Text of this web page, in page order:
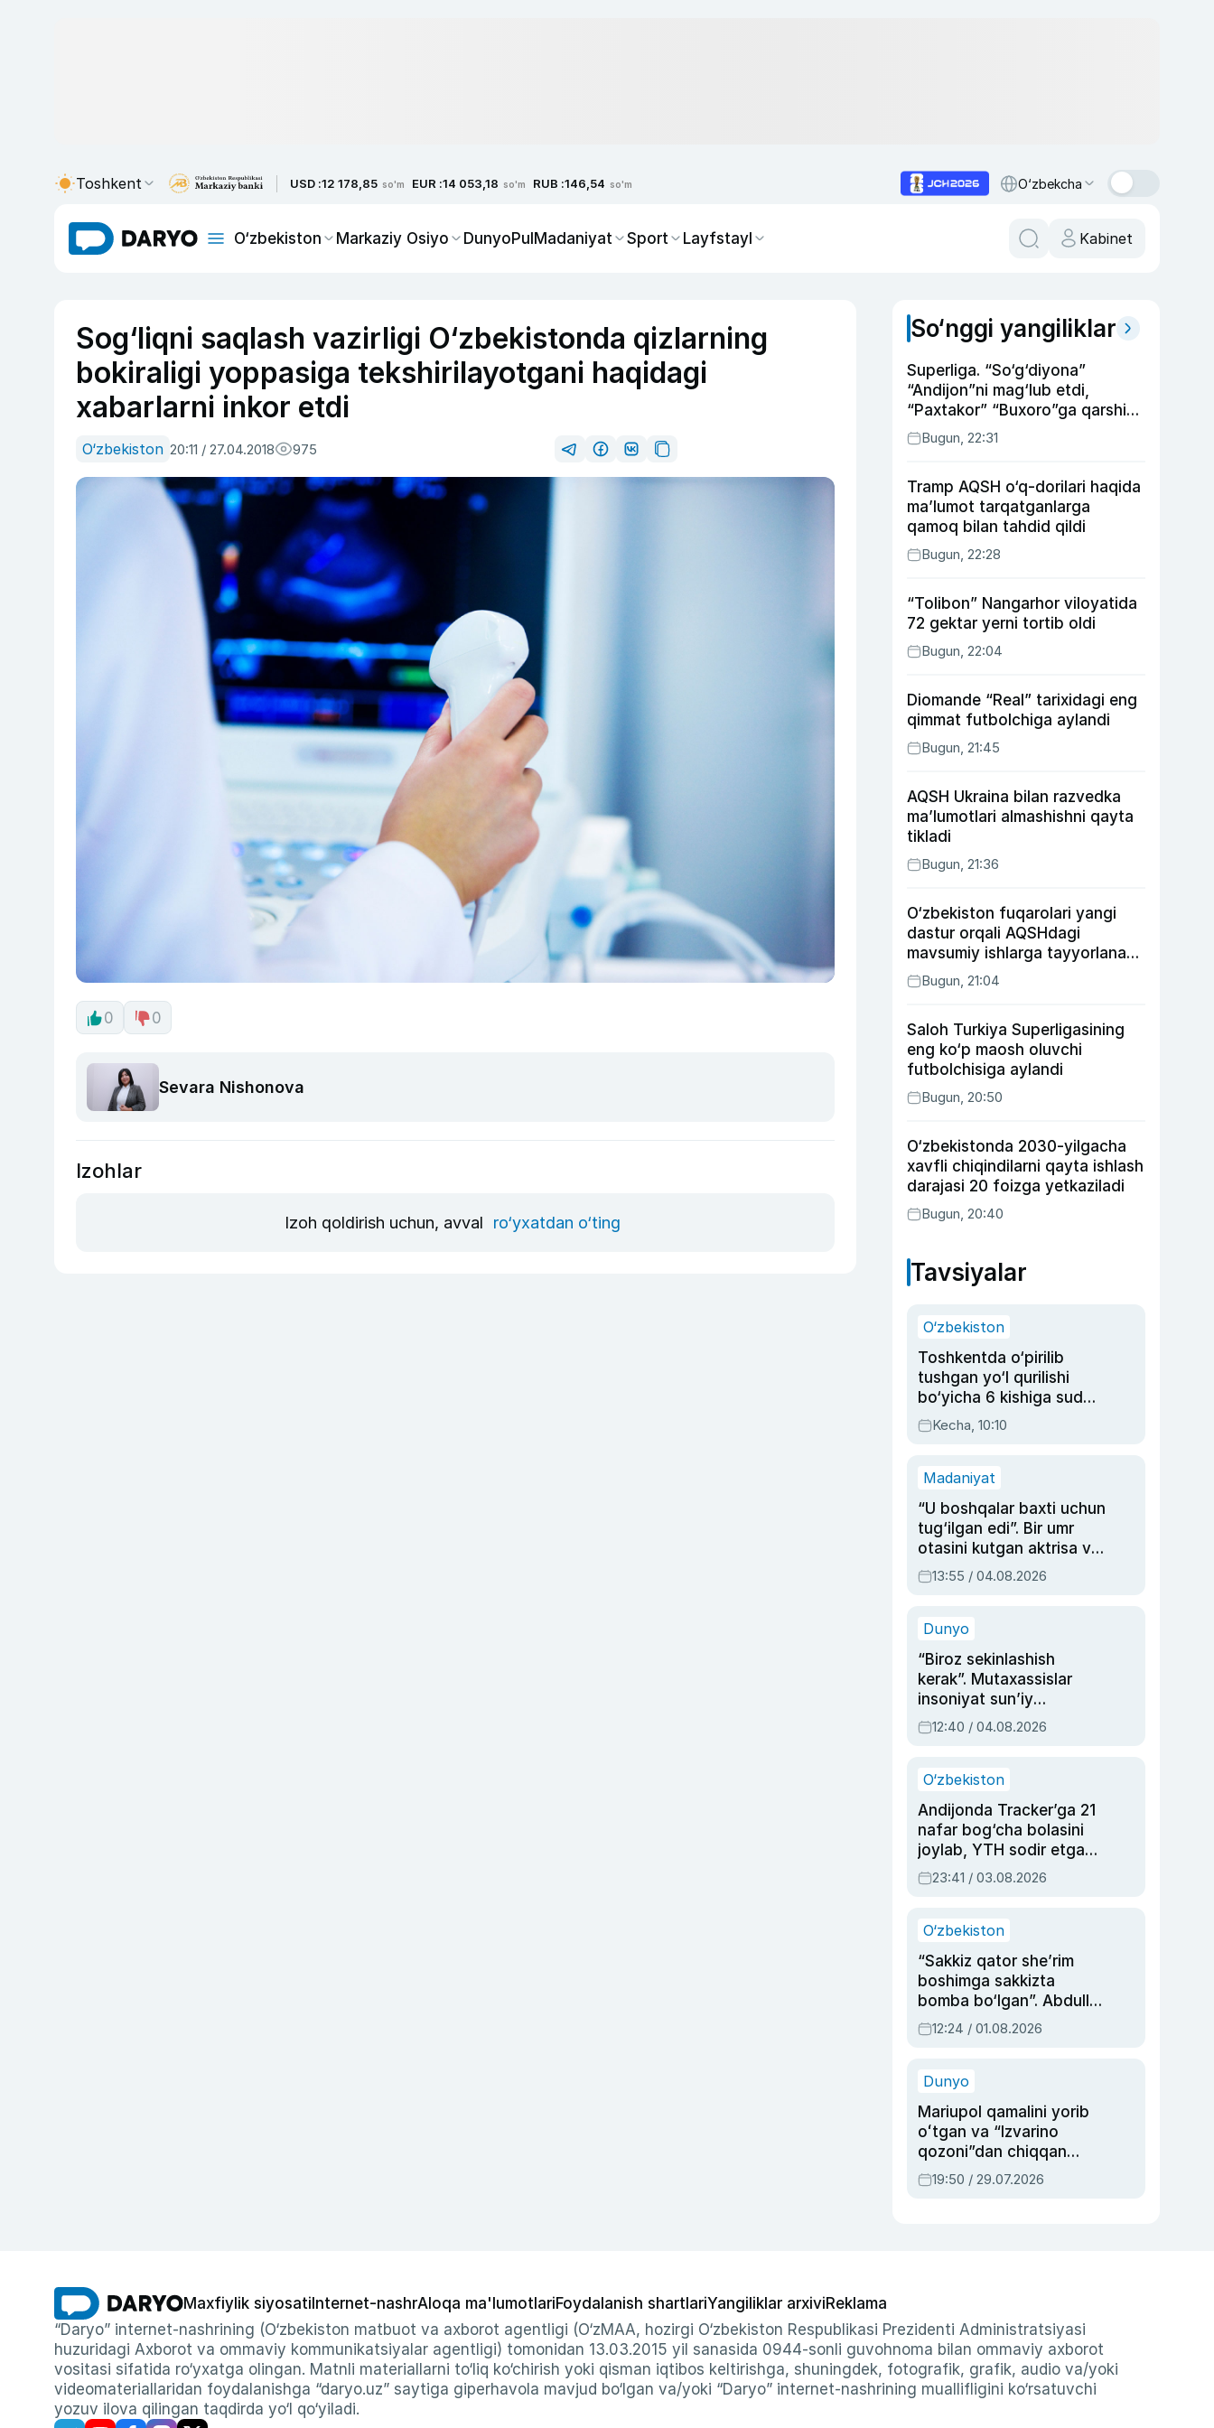
Toshkent USD :12 178,85 so'm EUR :14 053,18 so'm RUB :146,54 so'm O‘zbekcha
O‘zbekiston Markaziy Osiyo DunyoPulMadaniyat Sport Layfstayl Kabinet
Sog‘liqni saqlash vazirligi O‘zbekistonda qizlarning
bokiraligi yoppasiga tekshirilayotgani haqidagi
xabarlarni inkor etdi
O‘zbekiston 20:11 / 27.04.2018 975
0 0
Sevara Nishonova
Izohlar
Izoh qoldirish uchun, avval ro‘yxatdan o‘ting
So‘nggi yangiliklar
Superliga. “So‘g‘diyona”
“Andijon”ni mag‘lub etdi,
“Paxtakor” “Buxoro”ga qarshi
bahsda g‘alabani qo‘ldan
chiqardi
Bugun, 22:31
Tramp AQSH o‘q-dorilari haqida
ma’lumot tarqatganlarga
qamoq bilan tahdid qildi
Bugun, 22:28
“Tolibon” Nangarhor viloyatida
72 gektar yerni tortib oldi
Bugun, 22:04
Diomande “Real” tarixidagi eng
qimmat futbolchiga aylandi
Bugun, 21:45
AQSH Ukraina bilan razvedka
ma’lumotlari almashishni qayta
tikladi
Bugun, 21:36
O‘zbekiston fuqarolari yangi
dastur orqali AQSHdagi
mavsumiy ishlarga tayyorlanadi
va joylashtiriladi
Bugun, 21:04
Saloh Turkiya Superligasining
eng ko‘p maosh oluvchi
futbolchisiga aylandi
Bugun, 20:50
O‘zbekistonda 2030-yilgacha
xavfli chiqindilarni qayta ishlash
darajasi 20 foizga yetkaziladi
Bugun, 20:40
Tavsiyalar
O‘zbekiston
Toshkentda o‘pirilib
tushgan yo‘l qurilishi
bo‘yicha 6 kishiga sud
hukmi o‘qildi
Kecha, 10:10
Madaniyat
“U boshqalar baxti uchun
tug‘ilgan edi”. Bir umr
otasini kutgan aktrisa va
dublyaj ustasi Rimma
Ahmedovaning
13:55 / 04.08.2026
Dunyo
“Biroz sekinlashish
kerak”. Mutaxassislar
insoniyat sun’iy
intellektni boshqara
olmay qolishidan xavotir
12:40 / 04.08.2026
O‘zbekiston
Andijonda Tracker’ga 21
nafar bog‘cha bolasini
joylab, YTH sodir etgan
ayolga sud hukmi o‘qildi
23:41 / 03.08.2026
O‘zbekiston
“Sakkiz qator she’rim
boshimga sakkizta
bomba bo‘lgan”. Abdulla
Oripovni siyosiy
ayblovlardan asrab
12:24 / 01.08.2026
Dunyo
Mariupol qamalini yorib
oʻtgan va “Izvarino
qozoni”dan chiqqan
qahramon — Ukraina
armiyasi bosh
19:50 / 29.07.2026
Maxfiylik siyosati Internet-nashrAloqa ma'lumotlariFoydalanish shartlariYangiliklar arxiviReklama
“Daryo” internet-nashrining (O‘zbekiston matbuot va axborot agentligi (O‘zMAA, hozirgi O‘zbekiston Respublikasi Prezidenti Administratsiyasi
huzuridagi Axborot va ommaviy kommunikatsiyalar agentligi) tomonidan 13.03.2015 yil sanasida 0944-sonli guvohnoma bilan ommaviy axborot
vositasi sifatida ro‘yxatga olingan. Matnli materiallarni to‘liq ko‘chirish yoki qisman iqtibos keltirishga, shuningdek, fotografik, grafik, audio va/yoki
videomateriallaridan foydalanishga “daryo.uz” saytiga giperhavola mavjud bo‘lgan va/yoki “Daryo” internet-nashrining muallifligini ko‘rsatuvchi
yozuv ilova qilingan taqdirda yo‘l qo‘yiladi.